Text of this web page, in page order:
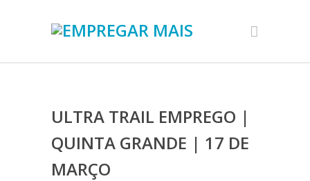
ULTRA TRAIL EMPREGO |
QUINTA GRANDE | 17 DE
MARÇO